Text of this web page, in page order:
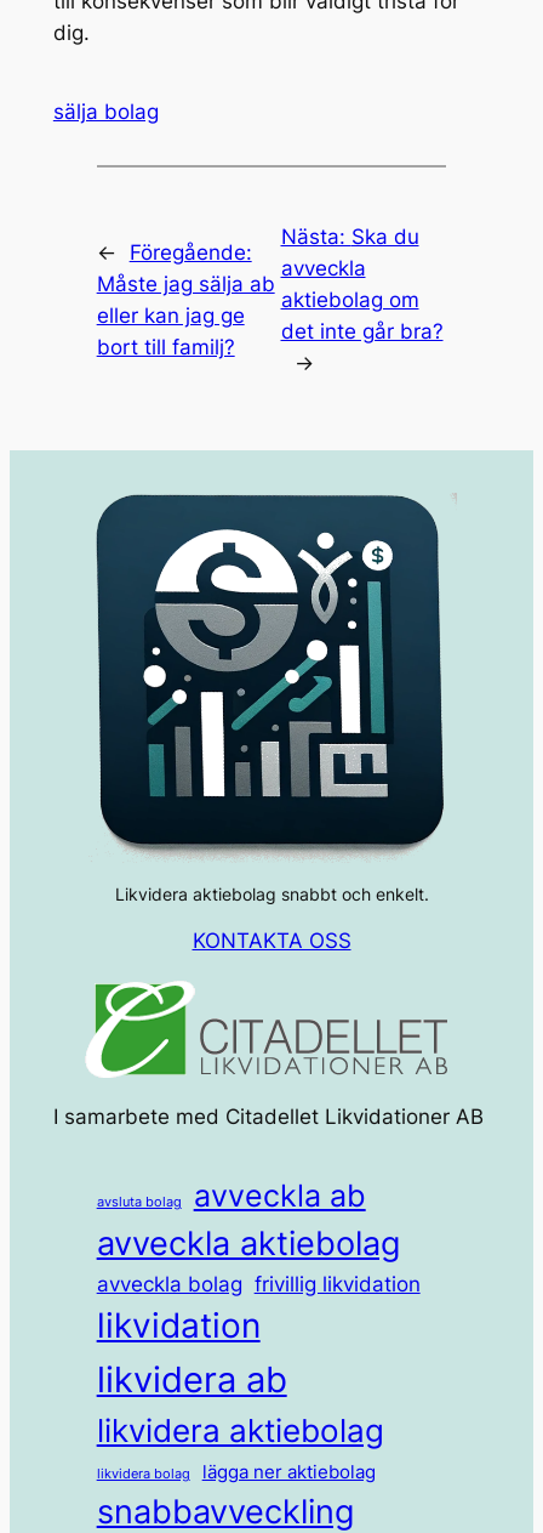
dig.
sälja bolag
←
Föregående:
Måste jag sälja ab
eller kan jag ge
bort till familj?
Nästa: Ska du
avveckla
aktiebolag om
det inte går bra?
→
Likvidera aktiebolag snabbt och enkelt.
KONTAKTA OSS
I samarbete med Citadellet Likvidationer AB
avsluta bolag avveckla ab
avveckla aktiebolag
avveckla bolag frivillig likvidation
likvidation
likvidera ab
likvidera aktiebolag
likvidera bolag lägga ner aktiebolag
snabbavveckling